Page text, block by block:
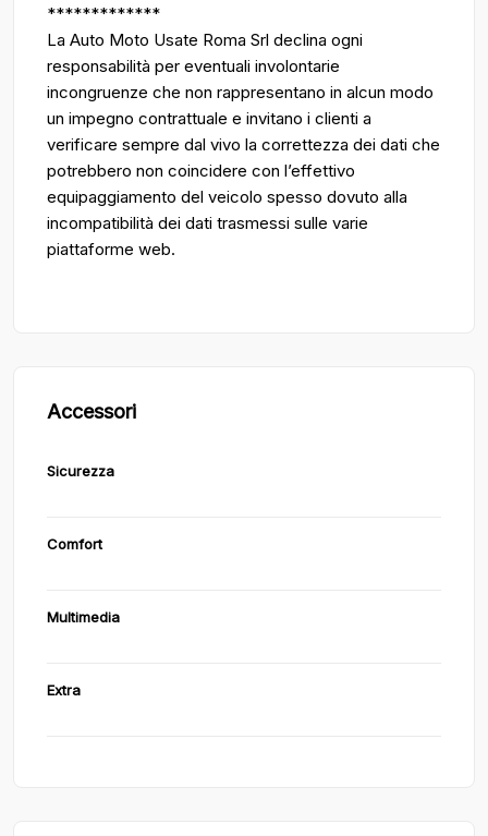
*************
La Auto Moto Usate Roma Srl declina ogni
responsabilità per eventuali involontarie
incongruenze che non rappresentano in alcun modo
un impegno contrattuale e invitano i clienti a
verificare sempre dal vivo la correttezza dei dati che
potrebbero non coincidere con l’effettivo
equipaggiamento del veicolo spesso dovuto alla
incompatibilità dei dati trasmessi sulle varie
piattaforme web.
Accessori
Sicurezza
Comfort
Multimedia
Extra